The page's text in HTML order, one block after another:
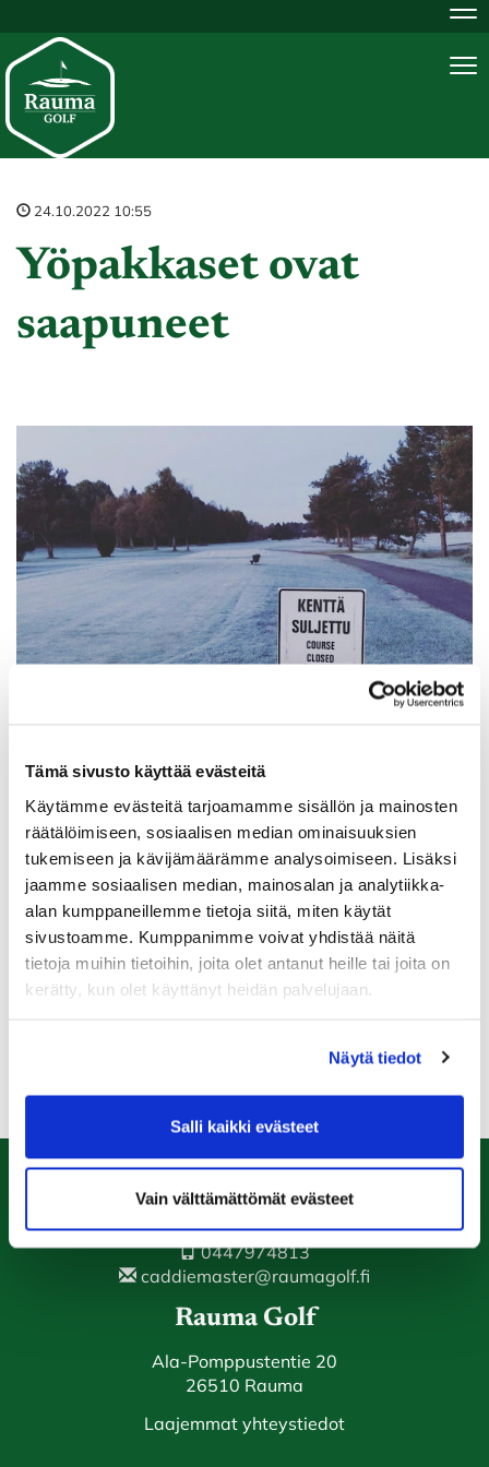
Tämä sivusto käyttää evästeitä
Käytämme evästeitä tarjoamamme sisällön ja mainosten
räätälöimiseen, sosiaalisen median ominaisuuksien
tukemiseen ja kävijämäärämme analysoimiseen. Lisäksi
jaamme sosiaalisen median, mainosalan ja analytiikka-
alan kumppaneillemme tietoja siitä, miten käytät
sivustoamme. Kumppanimme voivat yhdistää näitä
tietoja muihin tietoihin, joita olet antanut heille tai joita on
kerätty, kun olet käyttänyt heidän palvelujaan.
Näytä tiedot
Salli kaikki evästeet
Vain välttämättömät evästeet
24.10.2022 10:55
Yöpakkaset ovat
saapuneet
Yöpakkaset ovat saapuneet, ja kenttä voi olla pitkälle
aamupäivään saakka jäässä. Kentän ollessa suljettu,
tiiboxeissa 1 ja 10 on ¨kenttä suljettu¨ kyltit. Jäiselle
kentälle meno on kielletty!
Caddiemaster
0447974813
caddiemaster@raumagolf.fi
Rauma Golf
Ala-Pomppustentie 20
26510 Rauma
Laajemmat yhteystiedot